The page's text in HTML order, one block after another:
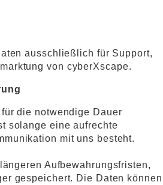
ausschließlich für Support,
von cyberXscape.
die notwendige Dauer
solange eine aufrechte
mit uns besteht.
Aufbewahrungsfristen,
gespeichert. Die Daten können